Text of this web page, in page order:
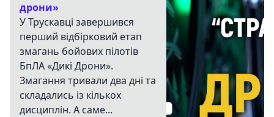
дрони»
У Трускавці завершився
перший відбірковий етап
змагань бойових пілотів
БпЛА «Дикі Дрони».
Змагання тривали два дні та
складались із кількох
дисциплін. А саме...